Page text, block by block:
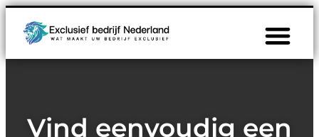
Vind eenvoudig een